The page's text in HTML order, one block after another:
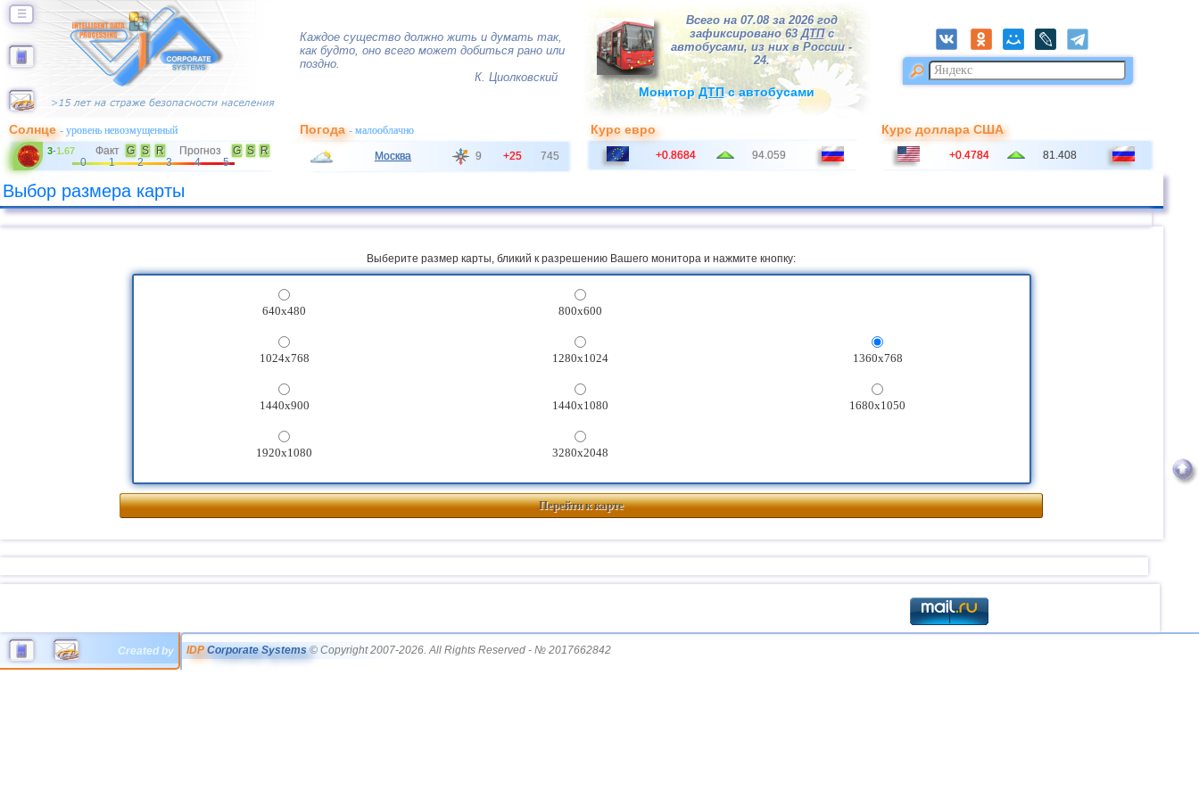
☰
Каждое существо должно жить и думать так,
как будто, оно всего может добиться рано или
поздно.
К. Циолковский
Всего на 07.08 за 2026 год
зафиксировано 63ДТПс
автобусами, из них в России -
24.
Монитор ДТПс автобусами
Солнце- уровень невозмущенный
3-1.67 Факт G S R Прогноз G S
R
0
1 2 3 4 5
Погода- малооблачно
Москва 9 +25 745
Курс евро
+0.8684 94.059
Курс доллара США
+0.4784 81.408
Выбор размера карты
Выберите размер карты, бликий к разрешению Вашего монитора и нажмите кнопку:
640x480 800x600
1024x768 1280x1024 1360x768
1440x900 1440x1080 1680x1050
1920x1080 3280x2048
Перейти к карте
Created by IDP Corporate Systems © Copyright 2007-2026. All Rights Reserved - № 2017662842